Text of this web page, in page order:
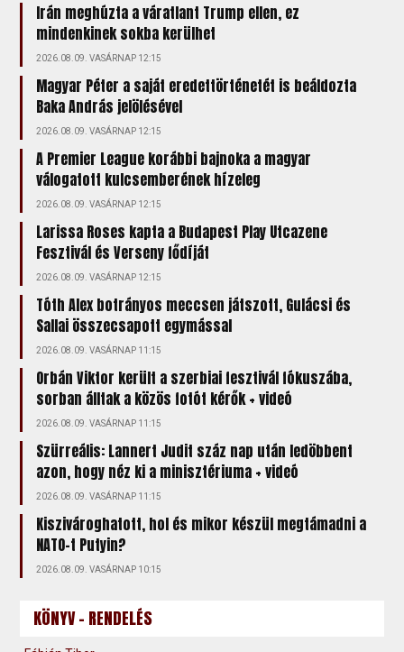
Irán meghúzta a váratlant Trump ellen, ez
mindenkinek sokba kerülhet
2026.08.09. VASÁRNAP 12:15
Magyar Péter a saját eredettörténetét is beáldozta
Baka András jelölésével
2026.08.09. VASÁRNAP 12:15
A Premier League korábbi bajnoka a magyar
válogatott kulcsemberének hízeleg
2026.08.09. VASÁRNAP 12:15
Larissa Roses kapta a Budapest Play Utcazene
Fesztivál és Verseny fődíját
2026.08.09. VASÁRNAP 12:15
Tóth Alex botrányos meccsen játszott, Gulácsi és
Sallai összecsapott egymással
2026.08.09. VASÁRNAP 11:15
Orbán Viktor került a szerbiai fesztivál fókuszába,
sorban álltak a közös fotót kérők + videó
2026.08.09. VASÁRNAP 11:15
Szürreális: Lannert Judit száz nap után ledöbbent
azon, hogy néz ki a minisztériuma + videó
2026.08.09. VASÁRNAP 11:15
Kiszivároghatott, hol és mikor készül megtámadni a
NATO-t Putyin?
2026.08.09. VASÁRNAP 10:15
KÖNYV - RENDELÉS